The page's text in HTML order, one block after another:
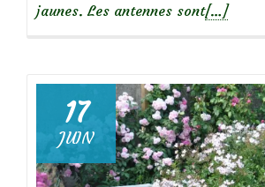
jaunes. Les antennes sontEn
Macro
:
[…]
17
JUIN